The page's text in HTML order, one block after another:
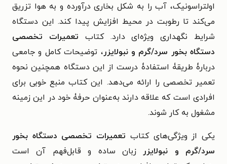
اولتراسونیک، آب را به شکل بخاری درآورده و به هوا تزریق
می‌کند تا رطوبت در محیط افزایش پیدا کند. این دستگاه
شرایط نگهداری ویژه‌ای دارد. کتاب تعمیرات تخصصی
دستگاه بخور سرد/گرم و نبولایزر، توضیحات کامل و جامعی
دربارۀ طریقۀ استفادۀ درست از این دستگاه همچنین نحوه
تعمیر تخصصی را ارائه می‌دهد. این کتاب منبع خوبی برای
افرادی است که علاقه دارند به‌عنوان حرفۀ خود در این زمینه
مشغول به کار شوند.
یکی از ویژگی‌های کتاب تعمیرات تخصصی دستگاه بخور
سرد/گرم و نبولایزر
زبان ساده و قابل‌فهم آن است